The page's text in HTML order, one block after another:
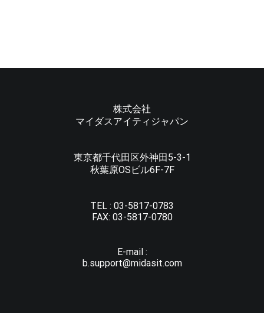
株式会社
マイダスアイティジャパン
東京都千代田区外神田5-3-1
秋葉原OSビル6F-7F
TEL : 03-5817-0783
FAX: 03-5817-0780
E-mail :
b.support@midasit.com